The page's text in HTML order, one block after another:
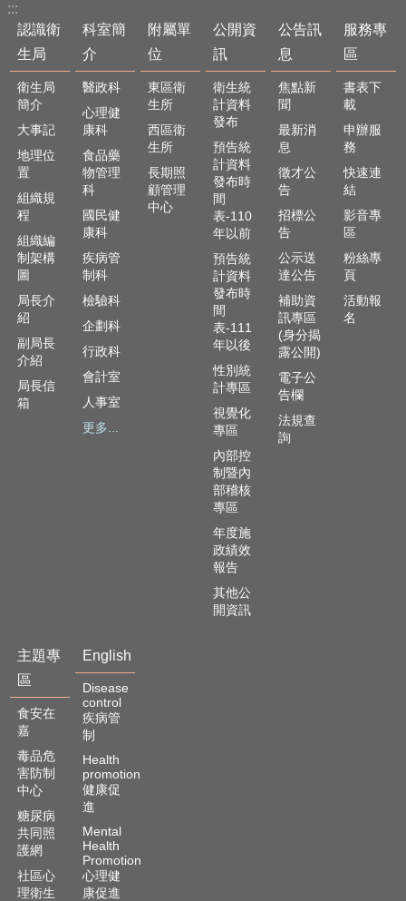
箱
粉
專
頁
資
訊
全
政
策
隱
私
權
策
資
料
:::
認識衛
生局
衛生局
簡介
大事記
地理位
置
組織規
程
組織編
制架構
圖
局長介
紹
副局長
介紹
局長信
箱
科室簡
介
醫政科
心理健
康科
食品藥
物管理
科
國民健
康科
疾病管
制科
檢驗科
企劃科
行政科
會計室
人事室
更多...
附屬單
位
東區衛
生所
西區衛
生所
長期照
顧管理
中心
公開資
訊
衛生統
計資料
發布
預告統
計資料
發布時
間
表-110
年以前
預告統
計資料
發布時
間
表-111
年以後
性別統
計專區
視覺化
專區
內部控
制暨內
部稽核
專區
年度施
政績效
報告
其他公
開資訊
公告訊
息
焦點新
聞
最新消
息
徵才公
告
招標公
告
公示送
達公告
補助資
訊專區
(身分揭
露公開)
電子公
告欄
法規查
詢
服務專
區
書表下
載
申辦服
務
快速連
結
影音專
區
粉絲專
頁
活動報
名
主題專
區
食安在
嘉
毒品危
害防制
中心
糖尿病
共同照
護網
社區心
理衛生
English
Disease
control
疾病管
制
Health
promotion
健康促
進
Mental
Health
Promotion
心理健
康促進